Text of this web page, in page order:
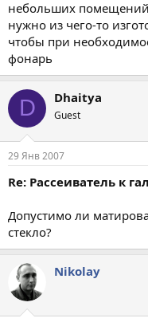
небольших помещений
нужно из чего-то
чтобы при
фонарь
D Dhaitya
Guest
29 Янв 2007
Re: Рассеиватель к
Допустимо ли
стекло?
Nikolay